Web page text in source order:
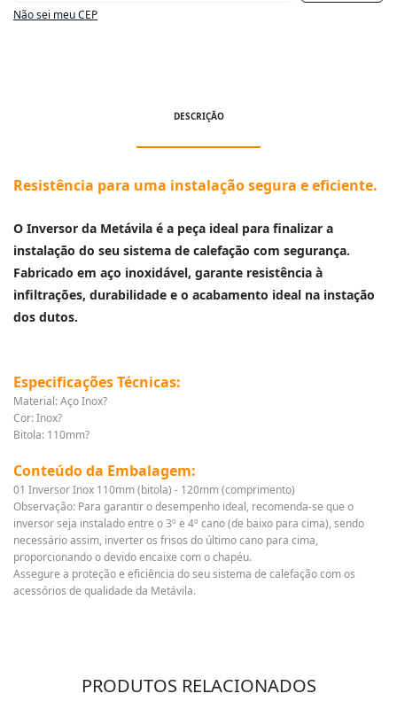
Não sei meu CEP
DESCRIÇÃO
Resistência para uma instalação segura e eficiente.
O Inversor da Metávila é a peça ideal para finalizar a
instalação do seu sistema de calefação com segurança.
Fabricado em aço inoxidável, garante resistência à
infiltrações, durabilidade e o acabamento ideal na instação
dos dutos.
Especificações Técnicas:
Material: Aço Inox?
Cor: Inox?
Bitola: 110mm?
Conteúdo da Embalagem:
01 Inversor Inox 110mm (bitola) - 120mm (comprimento)
Observação: Para garantir o desempenho ideal, recomenda-se que o
inversor seja instalado entre o 3º e 4º cano (de baixo para cima), sendo
necessário assim, inverter os frisos do último cano para cima,
proporcionando o devido encaixe com o chapéu.
Assegure a proteção e eficiência do seu sistema de calefação com os
acessórios de qualidade da Metávila.
PRODUTOS RELACIONADOS